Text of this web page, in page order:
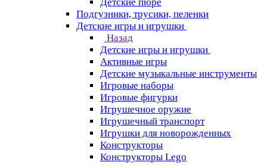
Подгузники, трусики, пеленки
Детские игры и игрушки
Назад
Детские игры и игрушки
Активные игры
Детские музыкальные инструменты
Игровые наборы
Игровые фигурки
Игрушечное оружие
Игрушечный транспорт
Игрушки для новорожденных
Конструкторы
Конструкторы Lego